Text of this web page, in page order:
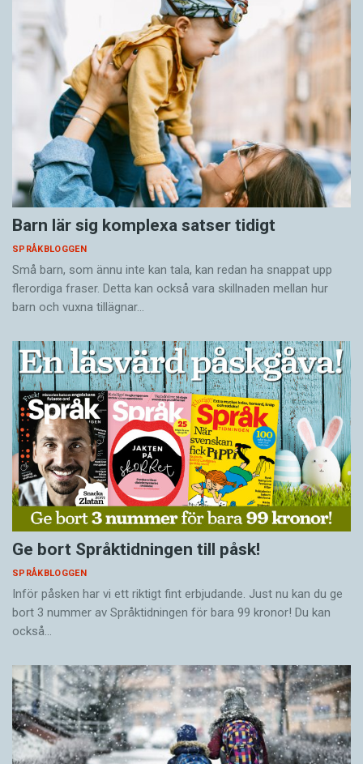
Barn lär sig komplexa satser tidigt
SPRÅKBLOGGEN
Små barn, som ännu inte kan tala, kan redan ha snappat upp
flerordiga fraser. Detta kan också vara skillnaden mellan hur
barn och vuxna tillägnar…
Ge bort Språktidningen till påsk!
SPRÅKBLOGGEN
Inför påsken har vi ett riktigt fint erbjudande. Just nu kan du ge
bort 3 nummer av Språktidningen för bara 99 kronor! Du kan
också…